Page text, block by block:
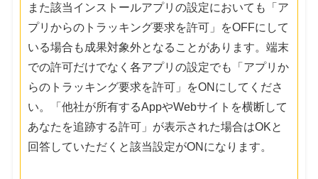
また該当インストールアプリの設定においても「ア
プリからのトラッキング要求を許可」をOFFにして
いる場合も成果対象外となることがあります。端末
での許可だけでなく各アプリの設定でも「アプリか
らのトラッキング要求を許可」をONにしてくださ
い。「他社が所有するAppやWebサイトを横断して
あなたを追跡する許可」が表示された場合はOKと
回答していただくと該当設定がONになります。